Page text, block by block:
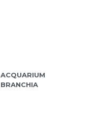
ACQUARIUM
BRANCHIA